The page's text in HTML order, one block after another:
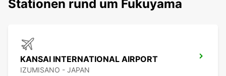
Stationen rund um Fukuyama
KANSAI INTERNATIONAL AIRPORT
IZUMISANO - JAPAN